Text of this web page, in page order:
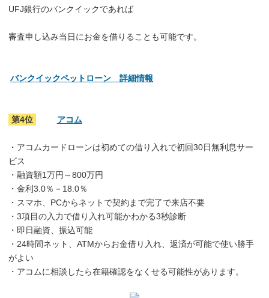
UFJ銀行のバンクイックであれば
審査申し込み当日にお金を借りることも可能です。
バンクイックペットローン 詳細情報
第4位 アコム
・アコムカードローンは初めての借り入れで初回30日無利息サー
ビス
・融資額1万円～800万円
・金利3.0％－18.0％
・スマホ、PCからネットで契約まで完了で来店不要
・3項目の入力で借り入れ可能かわかる3秒診断
・即日融資、振込可能
・24時間ネット、ATMからお金借り入れ、返済が可能で使い勝手
がよい
・アコムに相談したら在籍確認をなくせる可能性があります。